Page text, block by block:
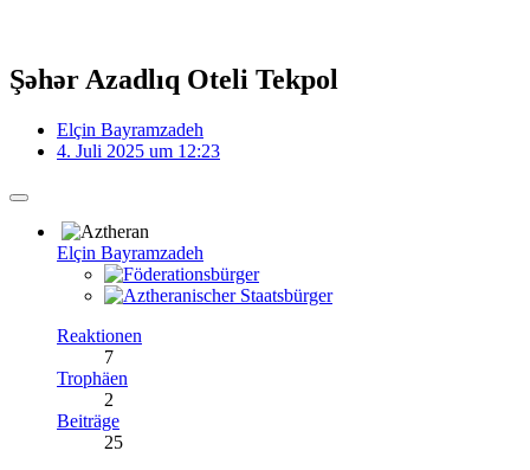
Şəhər Azadlıq Oteli Tekpol
Elçin Bayramzadeh
4. Juli 2025 um 12:23
Elçin Bayramzadeh
Reaktionen
7
Trophäen
2
Beiträge
25